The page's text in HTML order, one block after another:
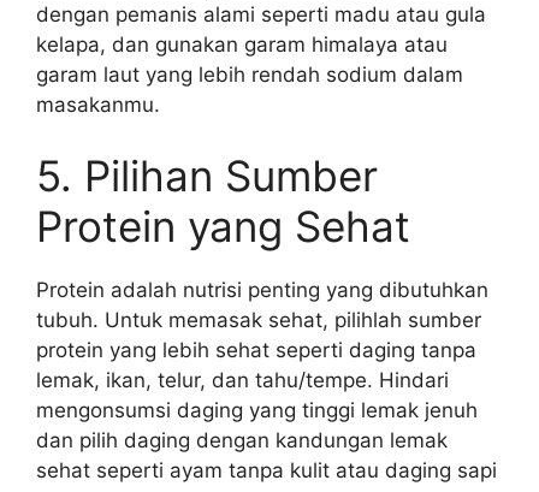
dengan pemanis alami seperti madu atau gula
kelapa, dan gunakan garam himalaya atau
garam laut yang lebih rendah sodium dalam
masakanmu.
5. Pilihan Sumber
Protein yang Sehat
Protein adalah nutrisi penting yang dibutuhkan
tubuh. Untuk memasak sehat, pilihlah sumber
protein yang lebih sehat seperti daging tanpa
lemak, ikan, telur, dan tahu/tempe. Hindari
mengonsumsi daging yang tinggi lemak jenuh
dan pilih daging dengan kandungan lemak
sehat seperti ayam tanpa kulit atau daging sapi